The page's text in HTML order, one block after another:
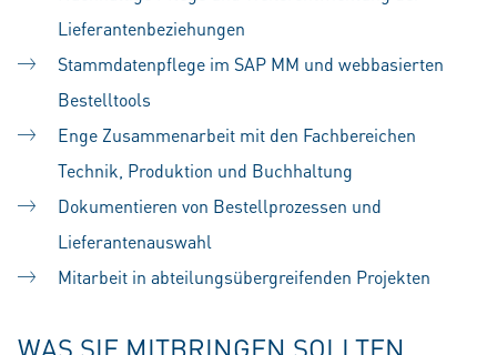
Lieferantenbeziehungen
Stammdatenpflege im SAP MM und webbasierten
Bestelltools
Enge Zusammenarbeit mit den Fachbereichen
Technik, Produktion und Buchhaltung
Dokumentieren von Bestellprozessen und
Lieferantenauswahl
Mitarbeit in abteilungsübergreifenden Projekten
WAS SIE MITBRINGEN SOLLTEN